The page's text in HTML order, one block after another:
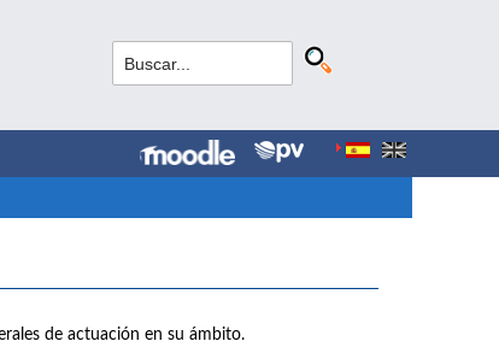
de actuación en su ámbito.